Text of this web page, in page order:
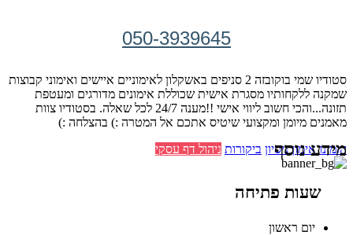
050-3939645
סטודיו שמי בוקובזה 2 סניפים באשקלון לאימוניים איישים ואימוני קבוצות
שמקנה ללקחותיו מסגרת אישית שכוללת אימונים מדורגים ומעטפת
תזונה...והכי חשוב ליווי אישי !!מענה 24/7 לכל שאלה. בסטודיו צוות
מאמנים מיומן ומקצועי שיטיס אתכם אל המטרה :) בהצלחה :)
הזמינו אימון ניסיון ביקורות ניהול דף עסקי מידע נוסף
שעות פתיחה
יום ראשון